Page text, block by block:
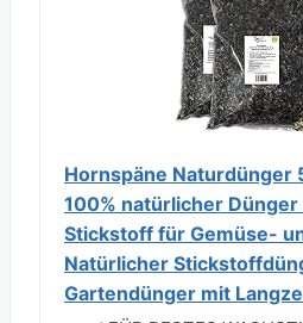
Hornspäne Naturdünger
100% natürlicher Dünger
Stickstoff für Gemüse-
Natürlicher
Gartendünger mit